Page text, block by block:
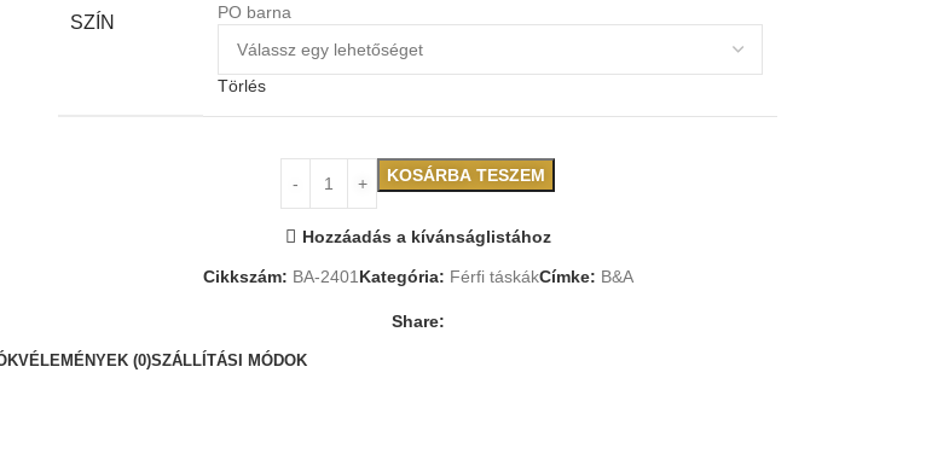
SZÍN
PO barna
Törlés
KOSÁRBA TESZEM
Hozzáadás a kívánságlistához
Cikkszám: BA-2401 Kategória: Férfi táskákCímke: B&A
Share:
VÉLEMÉNYEK (0)SZÁLLÍTÁSI MÓDOK